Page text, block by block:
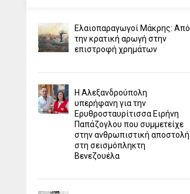
Ελαιοπαραγωγοί Μάκρης: Από
την κρατική αρωγή στην
επιστροφή χρημάτων
Η Αλεξανδρούπολη
υπερήφανη για την
Ερυθροσταυρίτισσα Ειρήνη
Παπάζογλου που συμμετείχε
στην ανθρωπιστική αποστολή
στη σεισμόπληκτη
Βενεζουέλα